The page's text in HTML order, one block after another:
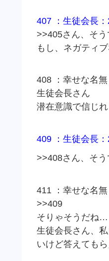
407 ：生徒会長
>>405さん、そう
もし、ネガティ
408 ：幸せな名
生徒会長さん
潜在意識で信じ
409 ：生徒会長
>>408さん、そう
411 ：幸せな名
>>409
そりゃそうだね…
生徒会長さん、
いけど答えても